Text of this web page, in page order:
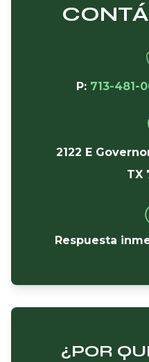
P: 713-481-
2122 E
TX
Respuesta
¿POR